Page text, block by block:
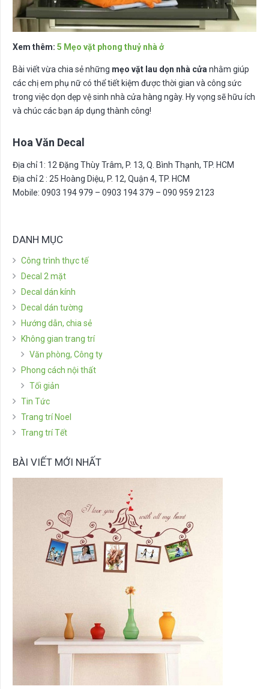
Xem thêm: 5 Mẹo vặt phong thuỷ nhà ở
Bài viết vừa chia sẻ những mẹo vặt lau dọn nhà cửa nhằm giúp
các chị em phụ nữ có thể tiết kiệm được thời gian và công sức
trong việc dọn dẹp vệ sinh nhà cửa hàng ngày. Hy vọng sẽ hữu ích
và chúc các bạn áp dụng thành công!
Hoa Văn Decal
Địa chỉ 1: 12 Đặng Thùy Trâm, P. 13, Q. Bình Thạnh, TP. HCM
Địa chỉ 2 : 25 Hoàng Diệu, P. 12, Quận 4, TP. HCM
Mobile: 0903 194 979 – 0903 194 379 – 090 959 2123
DANH MỤC
Công trình thực tế
Decal 2 mặt
Decal dán kính
Decal dán tường
Hướng dẫn, chia sẻ
Không gian trang trí
Văn phòng, Công ty
Phong cách nội thất
Tối giản
Tin Tức
Trang trí Noel
Trang trí Tết
BÀI VIẾT MỚI NHẤT